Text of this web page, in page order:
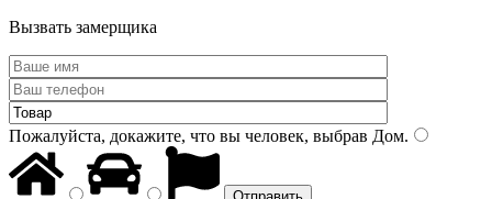
Вызвать замерщика
Пожалуйста, докажите, что вы человек, выбрав Дом.